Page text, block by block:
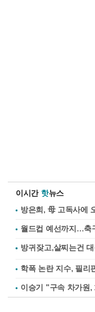
이시간 핫뉴스
방은희, 母 고독사에
월드컵 예선까지…축
학폭 논란 지수, 필리
이승기 "구속 차가원